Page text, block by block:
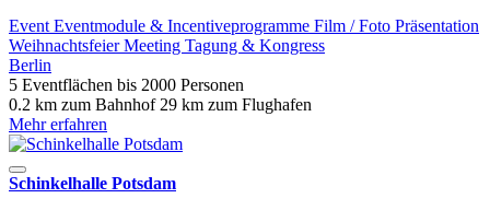
Event Eventmodule & Incentiveprogramme Film / Foto Präsentation
WeihnachtsfeierMeeting Tagung & Kongress
Berlin
5 Eventflächen bis 2000 Personen
0.2 km zum Bahnhof 29 km zum Flughafen
Mehr erfahren
Schinkelhalle Potsdam